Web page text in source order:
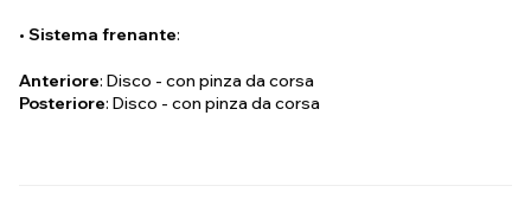
• Sistema frenante:
Anteriore: Disco - con pinza da corsa
Posteriore: Disco - con pinza da corsa